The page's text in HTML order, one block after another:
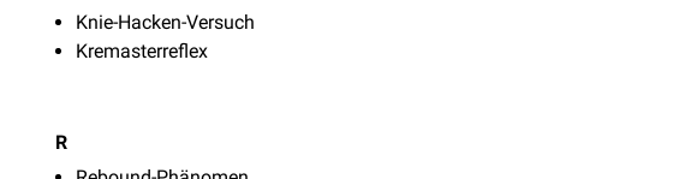
Knie-Hacken-Versuch
Kremasterreflex
R